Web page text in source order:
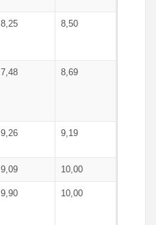
8,25 8,50
7,48 8,69
9,26 9,19
9,09 10,00
9,90 10,00